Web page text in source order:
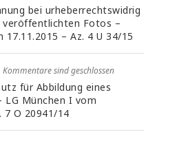
bei urheberrechtswidrig
veröffentlichten Fotos –
17.11.2015 – Az. 4 U 34/15
Kommentare sind geschlossen
für Abbildung eines
LG München I vom
7 O 20941/14